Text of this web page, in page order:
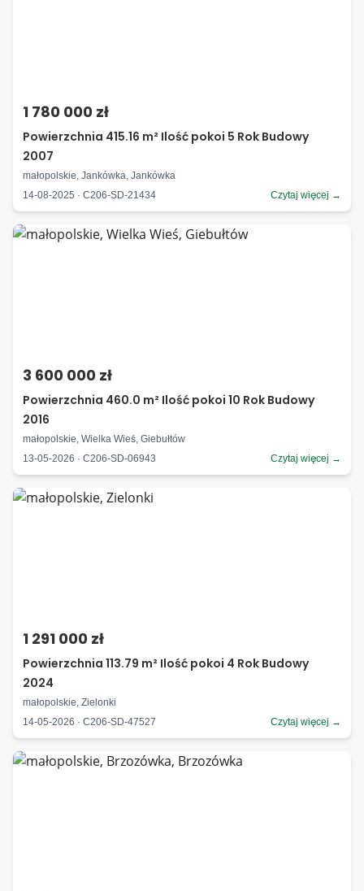
1 780 000 zł
Powierzchnia 415.16 m² Ilość pokoi 5 Rok Budowy
2007
małopolskie, Jankówka, Jankówka
14-08-2025 · C206-SD-21434
Czytaj więcej →
3 600 000 zł
Powierzchnia 460.0 m² Ilość pokoi 10 Rok Budowy
2016
małopolskie, Wielka Wieś, Giebułtów
13-05-2026 · C206-SD-06943
Czytaj więcej →
1 291 000 zł
Powierzchnia 113.79 m² Ilość pokoi 4 Rok Budowy
2024
małopolskie, Zielonki
14-05-2026 · C206-SD-47527
Czytaj więcej →